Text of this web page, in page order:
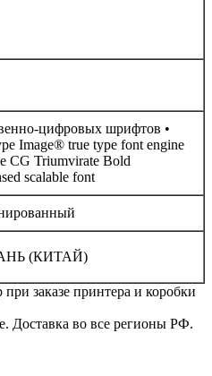
цифровых шрифтов •
Image® true type font engine
CG Triumvirate Bold
scalable font
(КИТАЙ)
заказе принтера и коробки
Доставка во все регионы РФ.